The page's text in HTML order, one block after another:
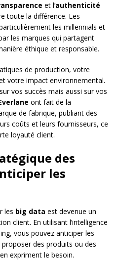
et l’authenticité
toute la différence. Les
les millennials et
les marques qui partagent
éthique et responsable.
de production, votre
votre impact environnemental.
vos succès mais aussi sur vos
ont fait de la
de fabrique, publiant des
coûts et leurs fournisseurs, ce
loyauté client.
des
les
les big data est devenue un
client. En utilisant l’intelligence
vous pouvez anticiper les
des produits ou des
expriment le besoin.